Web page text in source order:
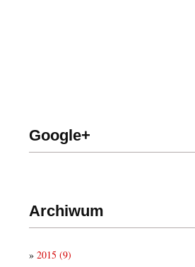
Google+
Archiwum
» 2015 (9)